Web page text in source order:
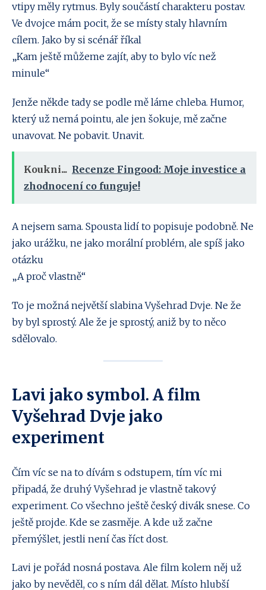
vtipy měly rytmus. Byly součástí charakteru postav.
Ve dvojce mám pocit, že se místy staly hlavním
cílem. Jako by si scénář říkal
„Kam ještě můžeme zajít, aby to bylo víc než
minule“
Jenže někde tady se podle mě láme chleba. Humor,
který už nemá pointu, ale jen šokuje, mě začne
unavovat. Ne pobavit. Unavit.
Koukni... Recenze Fingood: Moje investice a
zhodnocení co funguje!
A nejsem sama. Spousta lidí to popisuje podobně. Ne
jako urážku, ne jako morální problém, ale spíš jako
otázku
„A proč vlastně“
To je možná největší slabina Vyšehrad Dvje. Ne že
by byl sprostý. Ale že je sprostý, aniž by to něco
sdělovalo.
Lavi jako symbol. A film
Vyšehrad Dvje jako
experiment
Čím víc se na to dívám s odstupem, tím víc mi
připadá, že druhý Vyšehrad je vlastně takový
experiment. Co všechno ještě český divák snese. Co
ještě projde. Kde se zasměje. A kde už začne
přemýšlet, jestli není čas říct dost.
Lavi je pořád nosná postava. Ale film kolem něj už
jako by nevěděl, co s ním dál dělat. Místo hlubší